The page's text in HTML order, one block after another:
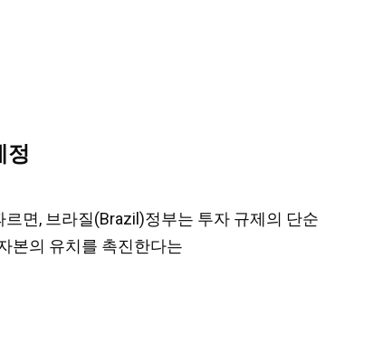
정
면, 브라질(Brazil)정부는 투자 규제의 단순
본의 유치를 촉진한다는